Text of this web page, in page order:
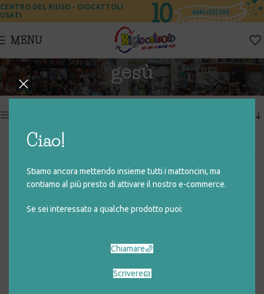
Ciao!
Stiamo ancora mettendo insieme tutti i mattoncini, ma
contiamo al più presto di attivare il nostro e-commerce.
Se sei interessato a qualche prodotto puoi:
Chiamare
Scrivere
CENTRO DEL RIUSO - GIOCATTOLI
USATI
MENU
gesù
Home Prodotti taggati “gesù” Visualizzazione di 2 risultati
€14,00
RACCONTI DAL VANGELO (J.
€10,00